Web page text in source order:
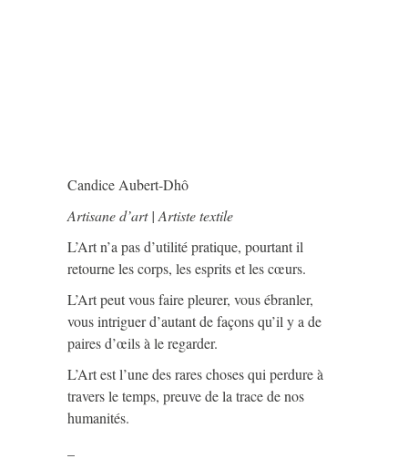
Candice Aubert-Dhô
Artisane d’art | Artiste textile
L’Art n’a pas d’utilité pratique, pourtant il
retourne les corps, les esprits et les cœurs.
L’Art peut vous faire pleurer, vous ébranler,
vous intriguer d’autant de façons qu’il y a de
paires d’œils à le regarder.
L’Art est l’une des rares choses qui perdure à
travers le temps, preuve de la trace de nos
humanités.